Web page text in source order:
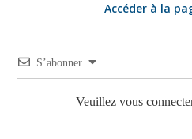
Accéder à la
S’abonner
Veuillez vous